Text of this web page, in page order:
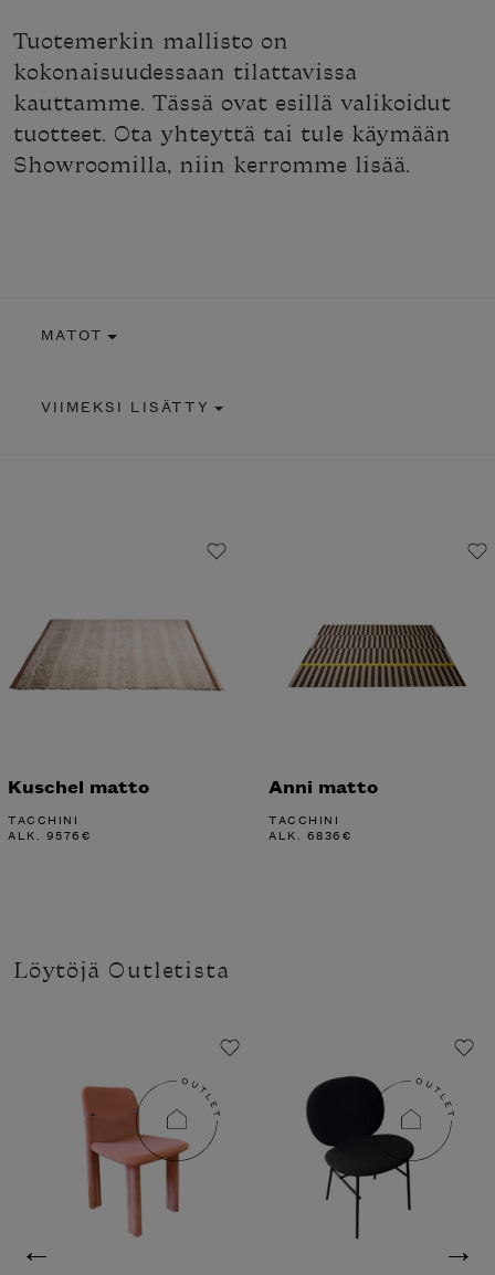
Tuotemerkin mallisto on
kokonaisuudessaan tilattavissa
kauttamme. Tässä ovat esillä valikoidut
tuotteet. Ota yhteyttä tai tule käymään
Showroomilla, niin kerromme lisää.
MATOT
VIIMEKSI LISÄTTY
Kuschel matto
TACCHINI
ALK. 9576€
Anni matto
TACCHINI
ALK. 6836€
Löytöjä Outletista